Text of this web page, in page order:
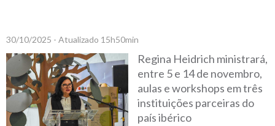
30/10/2025 - Atualizado 15h50min
Regina Heidrich ministrará,
entre 5 e 14 de novembro,
aulas e workshops em três
instituições parceiras do
país ibérico